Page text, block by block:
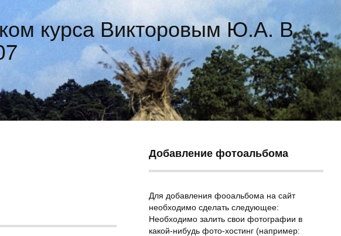
курса Викторовым Ю.А. В
Добавление фотоальбома
Для добавления фооальбома на сайт
необходимо сделать следующее:
Необходимо залить свои фотографии в
какой-нибудь фото-хостинг (например: